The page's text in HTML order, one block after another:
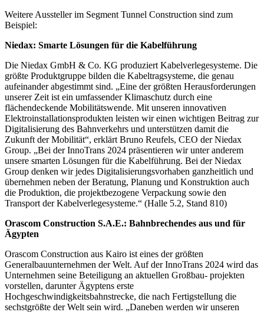
Weitere Aussteller im Segment Tunnel Construction sind zum
Beispiel:
Niedax: Smarte Lösungen für die Kabelführung
Die Niedax GmbH & Co. KG produziert Kabelverlegesysteme. Die
größte Produktgruppe bilden die Kabeltragsysteme, die genau
aufeinander abgestimmt sind. „Eine der größten Herausforderungen
unserer Zeit ist ein umfassender Klimaschutz durch eine
flächendeckende Mobilitätswende. Mit unseren innovativen
Elektroinstallationsprodukten leisten wir einen wichtigen Beitrag zur
Digitalisierung des Bahnverkehrs und unterstützen damit die
Zukunft der Mobilität“, erklärt Bruno Reufels, CEO der Niedax
Group. „Bei der InnoTrans 2024 präsentieren wir unter anderem
unsere smarten Lösungen für die Kabelführung. Bei der Niedax
Group denken wir jedes Digitalisierungsvorhaben ganzheitlich und
übernehmen neben der Beratung, Planung und Konstruktion auch
die Produktion, die projektbezogene Verpackung sowie den
Transport der Kabelverlegesysteme.“ (Halle 5.2, Stand 810)
Orascom Construction S.A.E.: Bahnbrechendes aus und für
Ägypten
Orascom Construction aus Kairo ist eines der größten
Generalbauunternehmen der Welt. Auf der InnoTrans 2024 wird das
Unternehmen seine Beteiligung an aktuellen Großbau- projekten
vorstellen, darunter Ägyptens erste
Hochgeschwindigkeitsbahnstrecke, die nach Fertigstellung die
sechstgrößte der Welt sein wird. „Daneben werden wir unseren